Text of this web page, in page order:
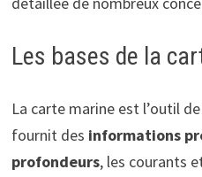
Les bases de la
La carte marine est l’outil
fournit des informations
profondeurs, les courants